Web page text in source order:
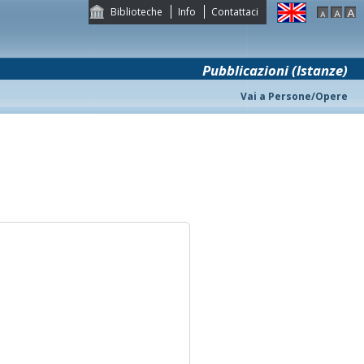
Biblioteche Info Contattaci
Pubblicazioni (Istanze)
Vai a Persone/Opere